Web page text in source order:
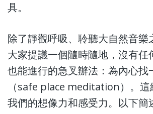
具。
除了靜觀呼吸、聆聽大自然音樂
大家提議一個隨時隨地，沒有任
也能進行的急叉辦法：為內心找
（safe place meditation）。這
我們的想像力和感受力。以下簡